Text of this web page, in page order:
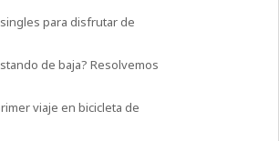
para disfrutar de
de baja? Resolvemos
viaje en bicicleta de